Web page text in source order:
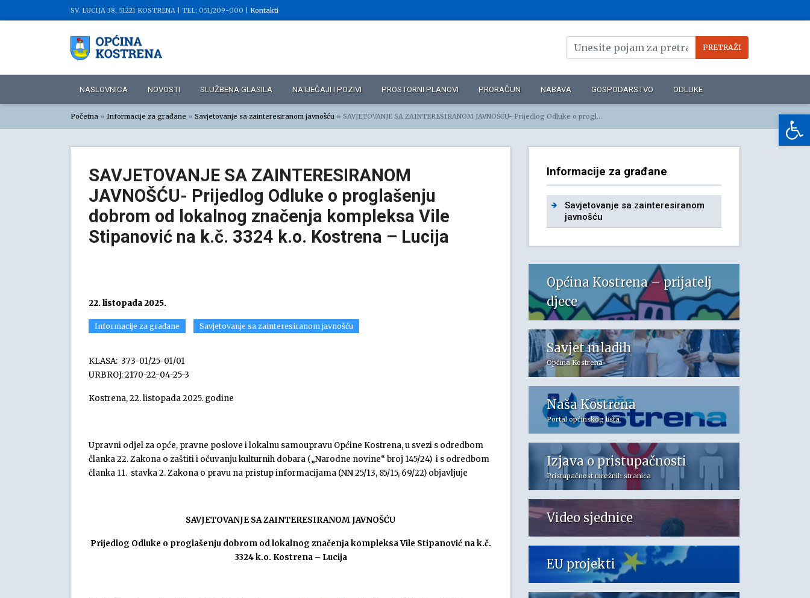
SV. LUCIJA 38, 51221 KOSTRENA | TEL: 051/209-000 | Kontakti
NASLOVNICA NOVOSTI SLUŽBENA GLASILA NATJEČAJI I POZIVI PROSTORNI PLANOVI PRORAČUN NABAVA GOSPODARSTVO ODLUKE
Početna » Informacije za građane » Savjetovanje sa zainteresiranom javnošću » SAVJETOVANJE SA ZAINTERESIRANOM JAVNOŠĆU- Prijedlog Odluke o proglašenju dobrom od lokalnog značenja kompleksa Vile Stipanović na k.č. 3324 k.o. Kostrena – Lucija
SAVJETOVANJE SA ZAINTERESIRANOM
JAVNOŠĆU- Prijedlog Odluke o proglašenju
dobrom od lokalnog značenja kompleksa Vile
Stipanović na k.č. 3324 k.o. Kostrena – Lucija
22. listopada 2025.
Informacije za građane Savjetovanje sa zainteresiranom javnošću
KLASA: 373-01/25-01/01
URBROJ: 2170-22-04-25-3
Kostrena, 22. listopada 2025. godine
Upravni odjel za opće, pravne poslove i lokalnu samoupravu Općine Kostrena, u svezi s odredbom
članka 22. Zakona o zaštiti i očuvanju kulturnih dobara („Narodne novine“ broj 145/24) i s odredbom
članka 11. stavka 2. Zakona o pravu na pristup informacijama (NN 25/13, 85/15, 69/22) objavljuje
SAVJETOVANJE SA ZAINTERESIRANOM JAVNOŠĆU
Prijedlog Odluke o proglašenju dobrom od lokalnog značenja kompleksa Vile Stipanović na k.č.
3324 k.o. Kostrena – Lucija
Informacije za građane
Savjetovanje sa zainteresiranom
javnošću
Općina Kostrena – prijatelj
djece
Savjet mladih
Općina Kostrena
Naša Kostrena
Portal općinskog lista
Izjava o pristupačnosti
Pristupačnost mrežnih stranica
Video sjednice
EU projekti